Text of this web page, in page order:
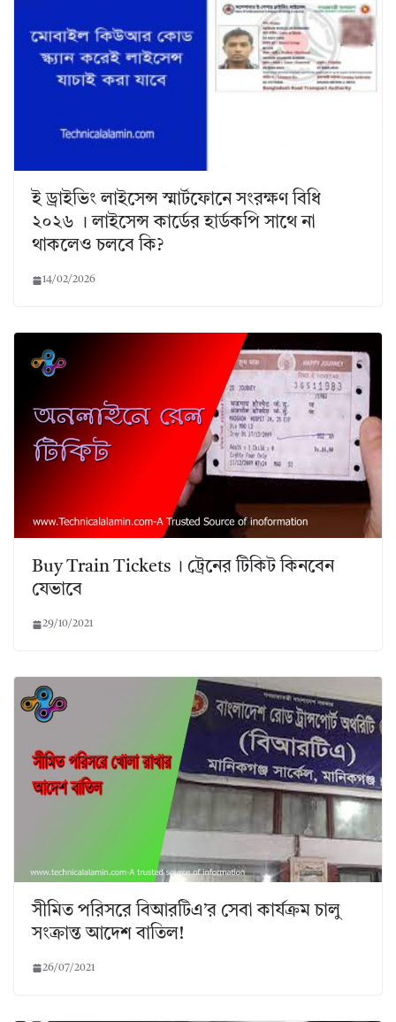
ই ড্রাইভিং লাইসেন্স স্মার্টফোনে সংরক্ষণ বিধি
২০২৬ । লাইসেন্স কার্ডের হার্ডকপি সাথে না
থাকলেও চলবে কি?
14/02/2026
Buy Train Tickets । ট্রেনের টিকিট কিনবেন
যেভাবে
29/10/2021
সীমিত পরিসরে বিআরটিএ’র সেবা কার্যক্রম চালু
সংক্রান্ত আদেশ বাতিল!
26/07/2021